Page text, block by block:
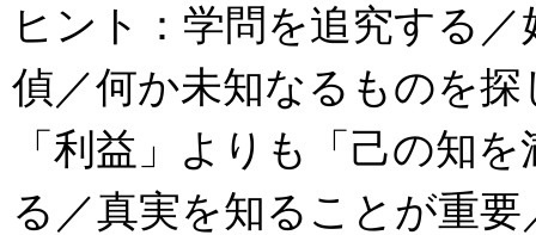
ヒント：学問を追究する
偵／何か未知なるものを
「利益」よりも「己の知
る／真実を知ることが重